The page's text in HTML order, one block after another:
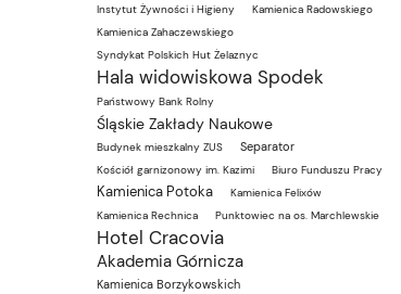
Instytut Żywności i Higieny
Kamienica Radowskiego
Kamienica Zahaczewskiego
Syndykat Polskich Hut Żelaznyc
Hala widowiskowa Spodek
Państwowy Bank Rolny
Śląskie Zakłady Naukowe
Budynek mieszkalny ZUS Separator
Kościół garnizonowy im. Kazimi Biuro Funduszu Pracy
Kamienica Potoka
Kamienica Felixów
Kamienica Rechnica
Punktowiec na os. Marchlewskie
Hotel Cracovia
Akademia Górnicza
Kamienica Borzykowskich